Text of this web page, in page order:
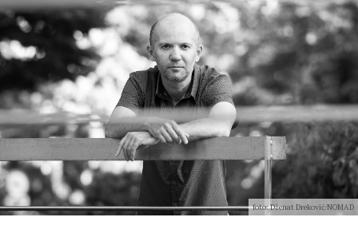
foto: Dženat Dreković/NOMAD